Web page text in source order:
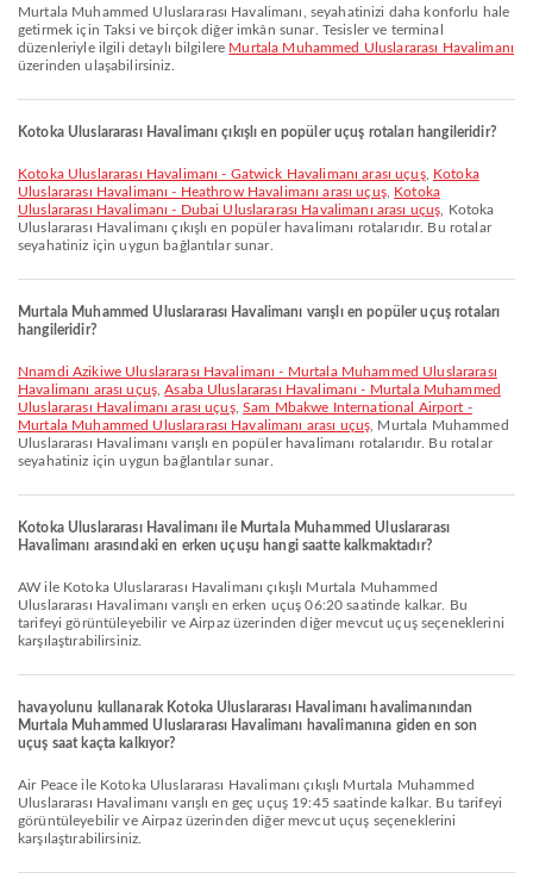
Murtala Muhammed Uluslararası Havalimanı, seyahatinizi daha konforlu hale
getirmek için Taksi ve birçok diğer imkân sunar. Tesisler ve terminal
düzenleriyle ilgili detaylı bilgilere Murtala Muhammed Uluslararası Havalimanı
üzerinden ulaşabilirsiniz.
Kotoka Uluslararası Havalimanı çıkışlı en popüler uçuş rotaları hangileridir?
Kotoka Uluslararası Havalimanı - Gatwick Havalimanı arası uçuş, Kotoka
Uluslararası Havalimanı - Heathrow Havalimanı arası uçuş, Kotoka
Uluslararası Havalimanı - Dubai Uluslararası Havalimanı arası uçuş , Kotoka
Uluslararası Havalimanı çıkışlı en popüler havalimanı rotalarıdır. Bu rotalar
seyahatiniz için uygun bağlantılar sunar.
Murtala Muhammed Uluslararası Havalimanı varışlı en popüler uçuş rotaları
hangileridir?
Nnamdi Azikiwe Uluslararası Havalimanı - Murtala Muhammed Uluslararası
Havalimanı arası uçuş,Asaba Uluslararası Havalimanı - Murtala Muhammed
Uluslararası Havalimanı arası uçuş,Sam Mbakwe International Airport -
Murtala Muhammed Uluslararası Havalimanı arası uçuş , Murtala Muhammed
Uluslararası Havalimanı varışlı en popüler havalimanı rotalarıdır. Bu rotalar
seyahatiniz için uygun bağlantılar sunar.
Kotoka Uluslararası Havalimanı ile Murtala Muhammed Uluslararası
Havalimanı arasındaki en erken uçuşu hangi saatte kalkmaktadır?
AW ile Kotoka Uluslararası Havalimanı çıkışlı Murtala Muhammed
Uluslararası Havalimanı varışlı en erken uçuş 06:20 saatinde kalkar. Bu
tarifeyi görüntüleyebilir ve Airpaz üzerinden diğer mevcut uçuş seçeneklerini
karşılaştırabilirsiniz.
havayolunu kullanarak Kotoka Uluslararası Havalimanı havalimanından
Murtala Muhammed Uluslararası Havalimanı havalimanına giden en son
uçuş saat kaçta kalkıyor?
Air Peace ile Kotoka Uluslararası Havalimanı çıkışlı Murtala Muhammed
Uluslararası Havalimanı varışlı en geç uçuş 19:45 saatinde kalkar. Bu tarifeyi
görüntüleyebilir ve Airpaz üzerinden diğer mevcut uçuş seçeneklerini
karşılaştırabilirsiniz.